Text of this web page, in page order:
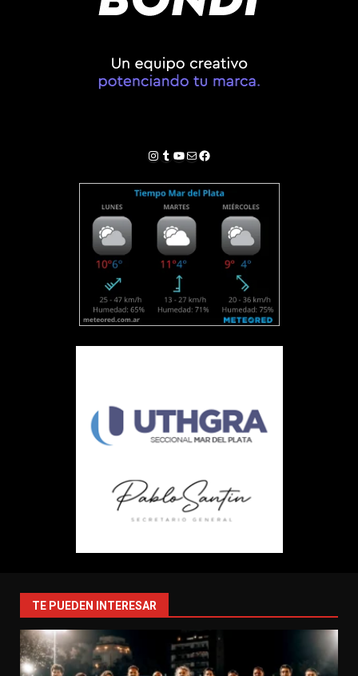
Instagram
Tumblr
YouTube
Correo electrónico
Facebook
TE PUEDEN INTERESAR